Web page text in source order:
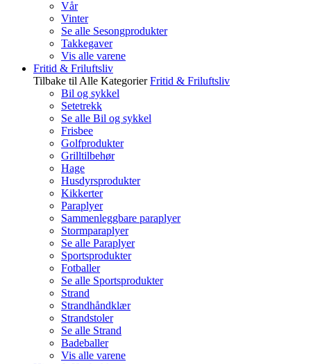
Vår
Vinter
Se alle Sesongprodukter
Takkegaver
Vis alle varene
Fritid & Friluftsliv
Tilbake til Alle Kategorier Fritid & Friluftsliv
Bil og sykkel
Setetrekk
Se alle Bil og sykkel
Frisbee
Golfprodukter
Grilltilbehør
Hage
Husdyrsprodukter
Kikkerter
Paraplyer
Sammenleggbare paraplyer
Stormparaplyer
Se alle Paraplyer
Sportsprodukter
Fotballer
Se alle Sportsprodukter
Strand
Strandhåndklær
Strandstoler
Se alle Strand
Badeballer
Vis alle varene